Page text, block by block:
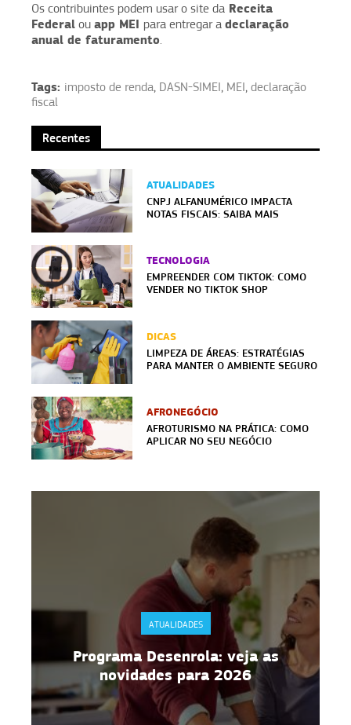
Os contribuintes podem usar o site da Receita
Federal ou app MEI para entregar a declaração
anual de faturamento.
Tags: imposto de renda, DASN-SIMEI , MEI , declaração
fiscal
Recentes
ATUALIDADES
CNPJ ALFANUMÉRICO IMPACTA
NOTAS FISCAIS: SAIBA MAIS
TECNOLOGIA
EMPREENDER COM TIKTOK: COMO
VENDER NO TIKTOK SHOP
DICAS
LIMPEZA DE ÁREAS: ESTRATÉGIAS
PARA MANTER O AMBIENTE SEGURO
AFRONEGÓCIO
AFROTURISMO NA PRÁTICA: COMO
APLICAR NO SEU NEGÓCIO
ATUALIDADES
Programa Desenrola: veja as
novidades para 2026